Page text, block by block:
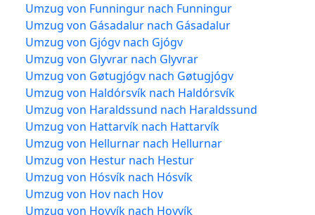
Umzug von Funningur nach Funningur
Umzug von Gásadalur nach Gásadalur
Umzug von Gjógv nach Gjógv
Umzug von Glyvrar nach Glyvrar
Umzug von Gøtugjógv nach Gøtugjógv
Umzug von Haldórsvík nach Haldórsvík
Umzug von Haraldssund nach Haraldssund
Umzug von Hattarvík nach Hattarvík
Umzug von Hellurnar nach Hellurnar
Umzug von Hestur nach Hestur
Umzug von Hósvík nach Hósvík
Umzug von Hov nach Hov
Umzug von Hoyvík nach Hoyvík